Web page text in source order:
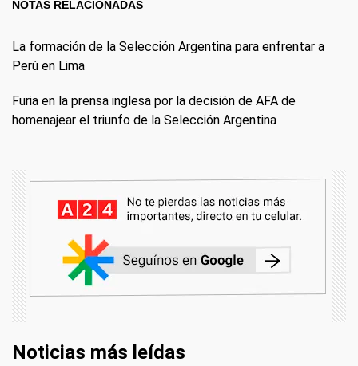
NOTAS RELACIONADAS
La formación de la Selección Argentina para enfrentar a
Perú en Lima
Furia en la prensa inglesa por la decisión de AFA de
homenajear el triunfo de la Selección Argentina
Noticias más leídas